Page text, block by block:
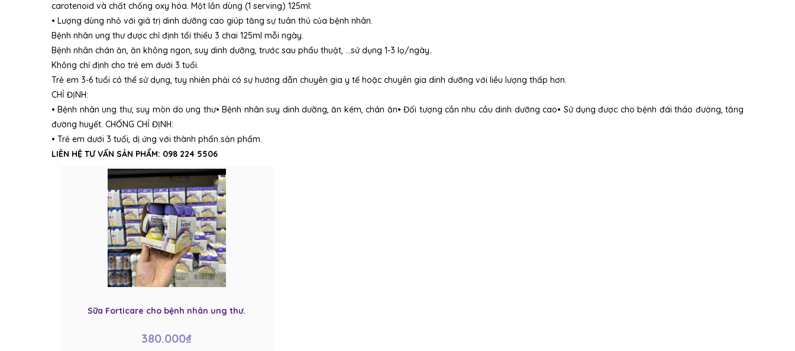
carotenoid và chất chống oxy hóa. Một lần dùng (1 serving) 125ml:
• Lượng dùng nhỏ với giá trị dinh dưỡng cao giúp tăng sự tuân thủ của bệnh nhân.
Bệnh nhân ung thư được chỉ định tổi thiểu 3 chai 125ml mỗi ngày.
Bệnh nhân chán ăn, ăn không ngon, suy dinh dưỡng, trước sau phẩu thuật, ...sử dụng 1-3 lọ/ngày.
Không chỉ định cho trẻ em dưới 3 tuổi.
Trẻ em 3-6 tuổi có thể sử dụng, tuy nhiên phải có sự hướng dẫn chuyên gia y tế hoặc chuyên gia dinh dưỡng với liều lượng thấp hơn.
CHỈ ĐỊNH:
• Bệnh nhân ung thư, suy mòn do ung thư• Bệnh nhân suy dinh dưỡng, ăn kém, chán ăn• Đối tượng cần nhu cầu dinh dưỡng cao• Sử dụng được cho bệnh đái tháo đường, tăng
đường huyết. CHỐNG CHỈ ĐỊNH:
• Trẻ em dưới 3 tuổi, dị ứng với thành phẩn sản phẩm.
LIÊN HỆ TƯ VẤN SẢN PHẨM: 098 224 5506
Sữa Forticare cho bệnh nhân ung thư.
380.000₫